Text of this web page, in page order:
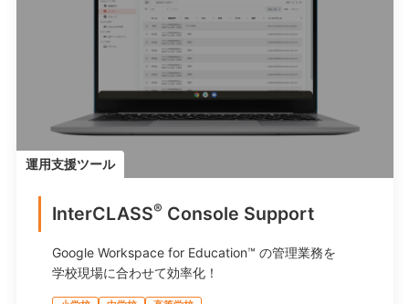
運用支援ツール
InterCLASS® ︎ Console Support
Google Workspace for Education™ の管理業務を
学校現場に合わせて効率化！